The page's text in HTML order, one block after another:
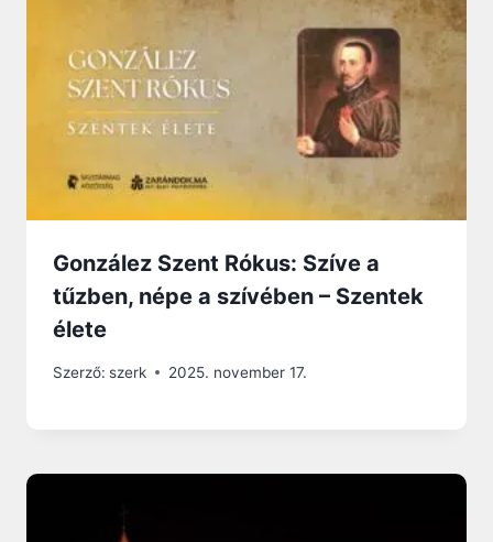
González Szent Rókus: Szíve a
tűzben, népe a szívében – Szentek
élete
Szerző: szerk 2025. november 17.